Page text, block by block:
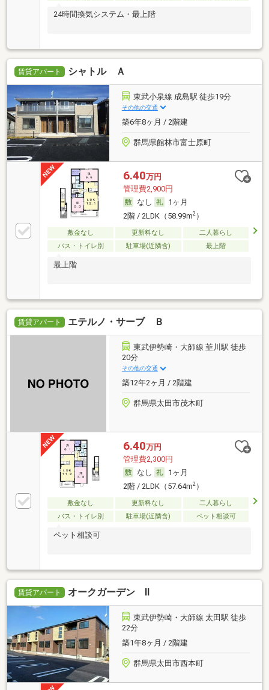
24時間換気システム・最上階
賃貸アパート シャトル Ａ
東武小泉線 成島駅 徒歩19分
その他の交通
築6年8ヶ月 / 2階建
群馬県館林市富士原町
6.40万円
管理費2,900円
なし
1ヶ月
2階 / 2LDK（58.99m2）
敷金なし 更新料なし
二人暮らし
バス・トイレ別
駐車場(近隣含) 最上階
最上階
賃貸アパート エテルノ・サーブ Ｂ
東武伊勢崎・大師線 韮川駅 徒歩
20分
その他の交通
築12年2ヶ月 / 2階建
群馬県太田市茂木町
6.40万円
管理費2,300円
なし
1ヶ月
2階 / 2LDK（57.64m2）
敷金なし 更新料なし
二人暮らし
バス・トイレ別
駐車場(近隣含) ペット相談可
ペット相談可
賃貸アパート オークガーデン Ⅱ
東武伊勢崎・大師線 太田駅 徒歩
22分
築1年8ヶ月 / 2階建
群馬県太田市西本町